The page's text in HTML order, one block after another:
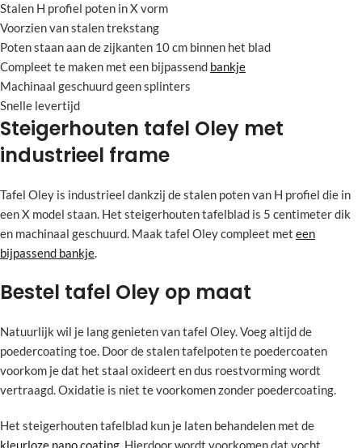
Stalen H profiel poten in X vorm
Voorzien van stalen trekstang
Poten staan aan de zijkanten 10 cm binnen het blad
Compleet te maken met een bijpassend bankje
Machinaal geschuurd geen splinters
Snelle levertijd
Steigerhouten tafel Oley met
industrieel frame
Tafel Oley is industrieel dankzij de stalen poten van H profiel die in
een X model staan. Het steigerhouten tafelblad is 5 centimeter dik
en machinaal geschuurd. Maak tafel Oley compleet met een
bijpassend bankje.
Bestel tafel Oley op maat
Natuurlijk wil je lang genieten van tafel Oley. Voeg altijd de
poedercoating toe. Door de stalen tafelpoten te poedercoaten
voorkom je dat het staal oxideert en dus roestvorming wordt
vertraagd. Oxidatie is niet te voorkomen zonder poedercoating.
Het steigerhouten tafelblad kun je laten behandelen met de
kleurloze nano coating. Hierdoor wordt voorkomen dat vocht,